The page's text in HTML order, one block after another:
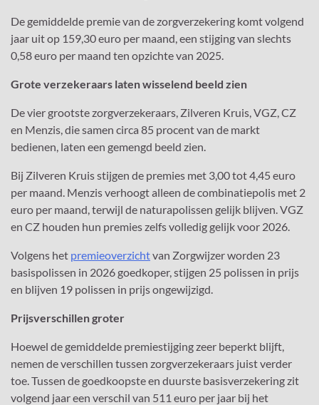
De gemiddelde premie van de zorgverzekering komt volgend
jaar uit op 159,30 euro per maand, een stijging van slechts
0,58 euro per maand ten opzichte van 2025.
Grote verzekeraars laten wisselend beeld zien
De vier grootste zorgverzekeraars, Zilveren Kruis, VGZ, CZ
en Menzis, die samen circa 85 procent van de markt
bedienen, laten een gemengd beeld zien.
Bij Zilveren Kruis stijgen de premies met 3,00 tot 4,45 euro
per maand. Menzis verhoogt alleen de combinatiepolis met 2
euro per maand, terwijl de naturapolissen gelijk blijven. VGZ
en CZ houden hun premies zelfs volledig gelijk voor 2026.
Volgens het premieoverzichtvan Zorgwijzer worden 23
basispolissen in 2026 goedkoper, stijgen 25 polissen in prijs
en blijven 19 polissen in prijs ongewijzigd.
Prijsverschillen groter
Hoewel de gemiddelde premiestijging zeer beperkt blijft,
nemen de verschillen tussen zorgverzekeraars juist verder
toe. Tussen de goedkoopste en duurste basisverzekering zit
volgend jaar een verschil van 511 euro per jaar bij het